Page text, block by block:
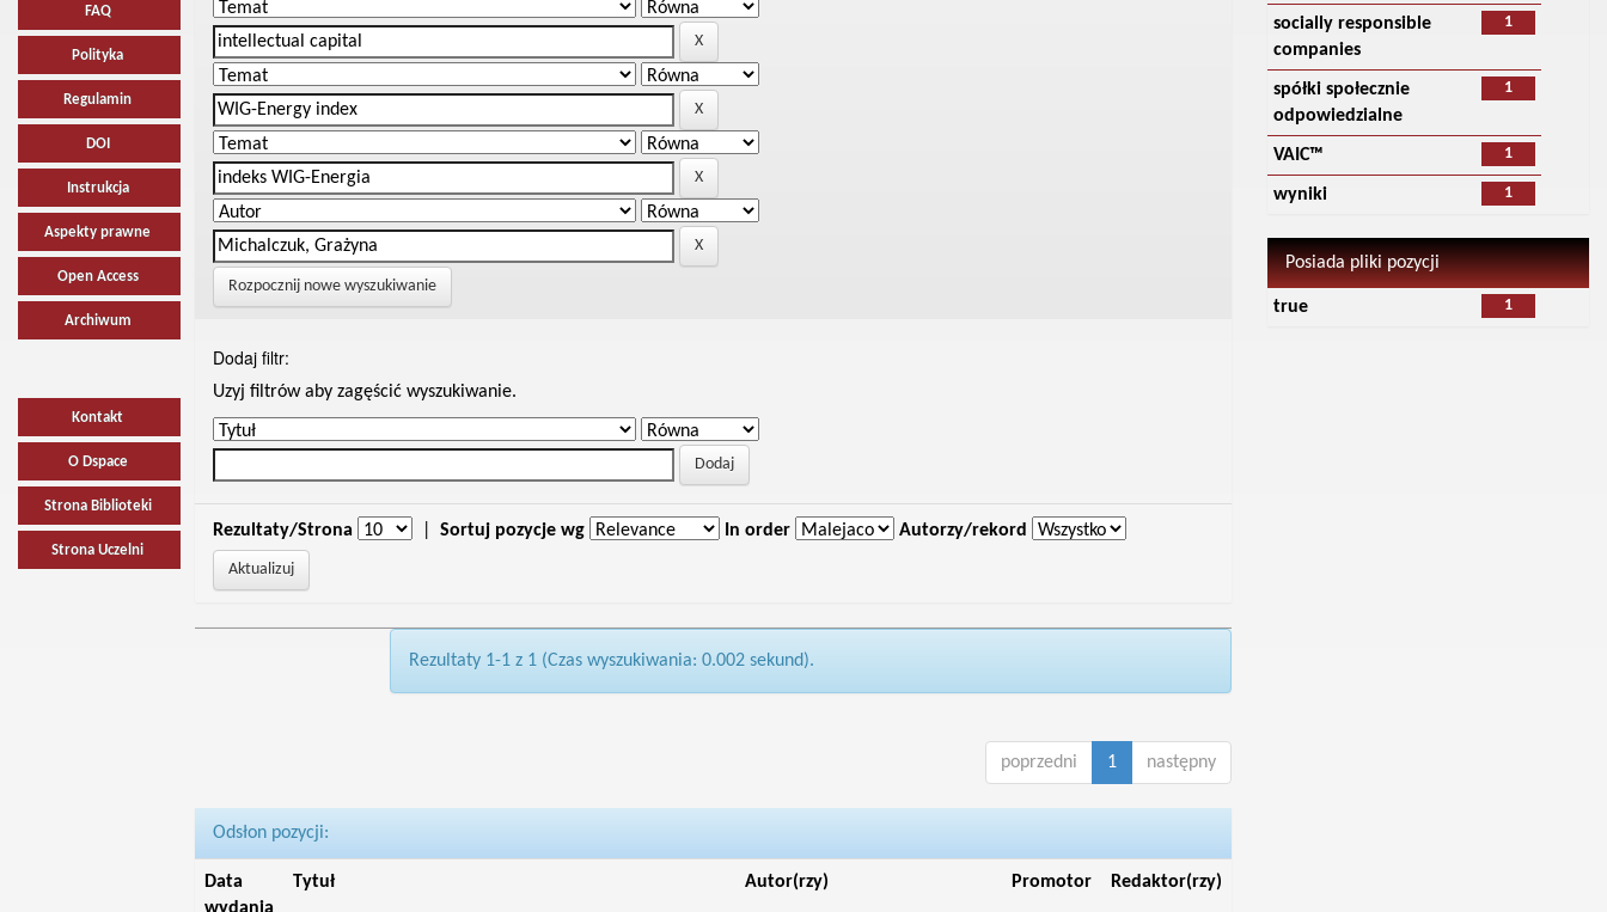
FAQ
Polityka
Regulamin
DOI
Instrukcja
Aspekty prawne
Open Access
Archiwum
Kontakt
O Dspace
Strona Biblioteki
Strona Uczelni
Rozpocznij nowe wyszukiwanie
Dodaj filtr:
Uzyj filtrów aby zagęścić wyszukiwanie.
Rezultaty/Strona Sortuj pozycje wg In order Autorzy/rekord
Rezultaty 1-1 z 1 (Czas wyszukiwania: 0.002 sekund).
poprzedni 1 następny
Odsłon pozycji:
Data
Tytuł Autor(rzy) Promotor Redaktor(rzy)
1
socially responsible
companies
1
spółki społecznie
odpowiedzialne
1
VAIC™
1
wyniki
Posiada pliki pozycji
1
true